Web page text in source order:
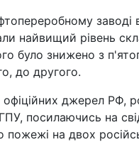
заводі
найвищий рівень
було знижено з
до другого.
офіційних джерел РФ,
посилаючись на
пожежі на двох